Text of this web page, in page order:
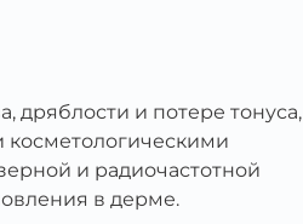
и потере тонуса,
и радиочастотной
в дерме.